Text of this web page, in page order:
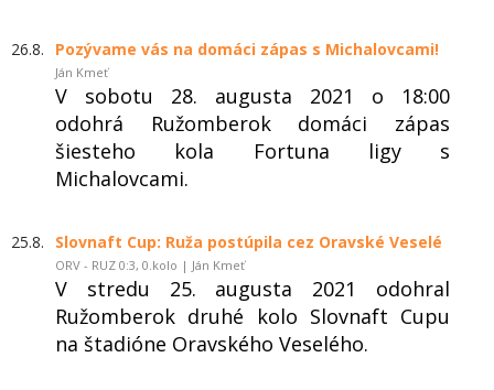
26.8. Pozývame vás na domáci zápas s Michalovcami!
Ján Kmeť
V sobotu 28. augusta 2021 o 18:00
odohrá Ružomberok domáci zápas
šiesteho kola Fortuna ligy s
Michalovcami.
25.8. Slovnaft Cup: Ruža postúpila cez Oravské Veselé
ORV - RUZ 0:3, 0.kolo | Ján Kmeť
V stredu 25. augusta 2021 odohral
Ružomberok druhé kolo Slovnaft Cupu
na štadióne Oravského Veselého.